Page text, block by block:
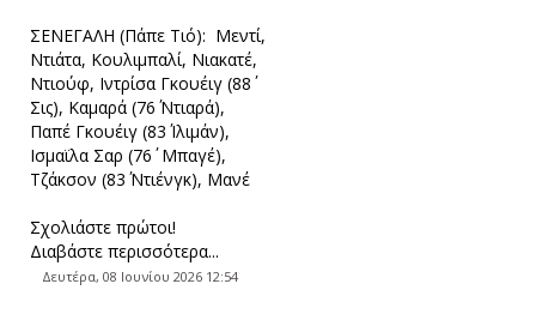
ΣΕΝΕΓΑΛΗ (Πάπε Τιό): Μεντί,
Ντιάτα, Κουλιμπαλί, Νιακατέ,
Ντιούφ, Ιντρίσα Γκουέιγ (88΄
Σις), Καμαρά (76΄ Ντιαρά),
Παπέ Γκουέιγ (83΄ Ιλιμάν),
Ισμαϊλα Σαρ (76΄ Μπαγέ),
Τζάκσον (83΄ Ντιένγκ), Μανέ
Σχολιάστε πρώτοι!
Διαβάστε περισσότερα...
Δευτέρα, 08 Ιουνίου 2026 12:54